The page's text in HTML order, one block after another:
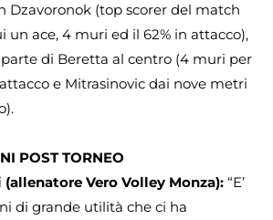
Dzavoronok (top scorer del match
un ace, 4 muri ed il 62% in attacco),
di Beretta al centro (4 muri per
e Mitrasinovic dai nove metri
POST TORNEO
Vero Volley Monza): “E’
di grande utilità che ci ha